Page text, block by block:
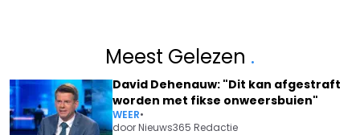
Meest Gelezen .
David Dehenauw: "Dit kan afgestraft
worden met fikse onweersbuien"
WEER•
doorNieuws365 Redactie